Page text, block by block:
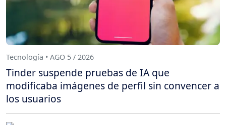
Tecnología • AGO 5 / 2026
Tinder suspende pruebas de IA que
modificaba imágenes de perfil sin convencer a
los usuarios